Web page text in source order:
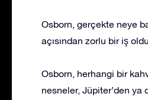
Osborn, gerçekte neye
açısından zorlu bir iş
Osborn, herhangi bir
nesneler, Jüpiter’den